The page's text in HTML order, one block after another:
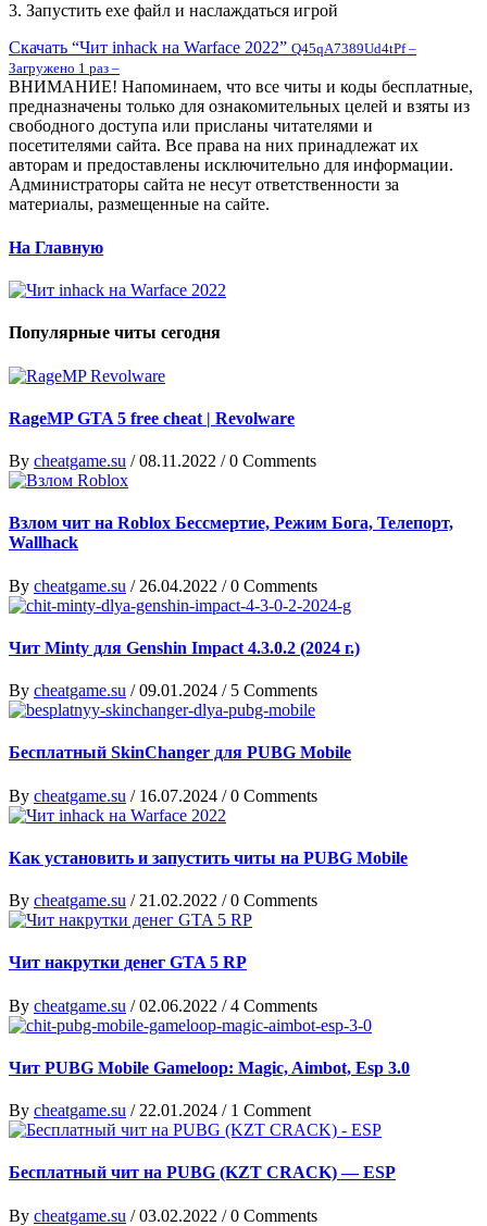
3. Запустить exe файл и наслаждаться игрой
Скачать “Чит inhack на Warface 2022” Q45qA7389Ud4tPf –
Загружено 1 раз –
ВНИМАНИЕ! Напоминаем, что все читы и коды бесплатные,
предназначены только для ознакомительных целей и взяты из
свободного доступа или присланы читателями и
посетителями сайта. Все права на них принадлежат их
авторам и предоставлены исключительно для информации.
Администраторы сайта не несут ответственности за
материалы, размещенные на сайте.
На Главную
Популярные читы сегодня
RageMP GTA 5 free cheat | Revolware
By cheatgame.su /08.11.2022 /0 Comments
Взлом чит на Roblox Бессмертие, Режим Бога, Телепорт,
Wallhack
By cheatgame.su / 26.04.2022 /0 Comments
Чит Minty для Genshin Impact 4.3.0.2 (2024 г.)
By cheatgame.su /09.01.2024 / 5 Comments
Бесплатный SkinChanger для PUBG Mobile
By cheatgame.su / 16.07.2024 /0 Comments
Как установить и запустить читы на PUBG Mobile
By cheatgame.su / 21.02.2022 /0 Comments
Чит накрутки денег GTA 5 RP
By cheatgame.su /02.06.2022 /4 Comments
Чит PUBG Mobile Gameloop: Magic, Aimbot, Esp 3.0
By cheatgame.su / 22.01.2024 / 1 Comment
Бесплатный чит на PUBG (KZT CRACK) — ESP
By cheatgame.su /03.02.2022 /0 Comments